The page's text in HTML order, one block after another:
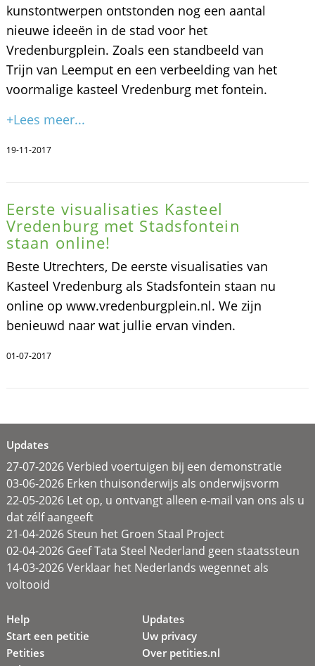
kunstontwerpen ontstonden nog een aantal
nieuwe ideeën in de stad voor het
Vredenburgplein. Zoals een standbeeld van
Trijn van Leemput en een verbeelding van het
voormalige kasteel Vredenburg met fontein.
+Lees meer...
19-11-2017
Eerste visualisaties Kasteel
Vredenburg met Stadsfontein
staan online!
Beste Utrechters, De eerste visualisaties van
Kasteel Vredenburg als Stadsfontein staan nu
online op www.vredenburgplein.nl. We zijn
benieuwd naar wat jullie ervan vinden.
01-07-2017
Updates
27-07-2026 Verbied voertuigen bij een demonstratie
03-06-2026 Erken thuisonderwijs als onderwijsvorm
22-05-2026 Let op, u ontvangt alleen e-mail van ons als u
dat zélf aangeeft
21-04-2026 Steun het Groen Staal Project
02-04-2026 Geef Tata Steel Nederland geen staatssteun
14-03-2026 Verklaar het Nederlands wegennet als
voltooid
Help
Start een petitie
Petities
Updates
Uw privacy
Over petities.nl